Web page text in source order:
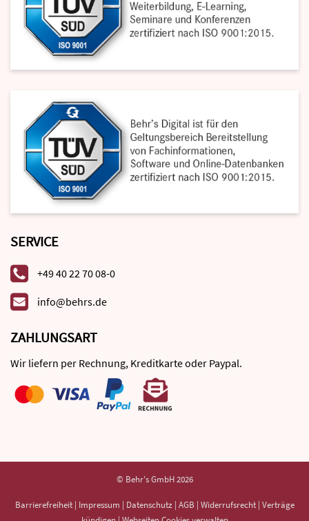
SERVICE
+49 40 22 70 08-0
info@behrs.de
ZAHLUNGSART
Wir liefern per Rechnung, Kreditkarte oder Paypal.
© Behr's GmbH 2026
Barrierefreiheit | Impressum | Datenschutz | AGB | Widerrufsrecht | Verträge